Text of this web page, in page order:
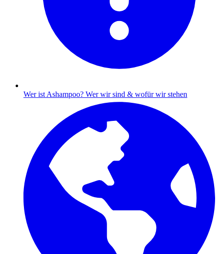
Wer ist Ashampoo? Wer wir sind & wofür wir stehen